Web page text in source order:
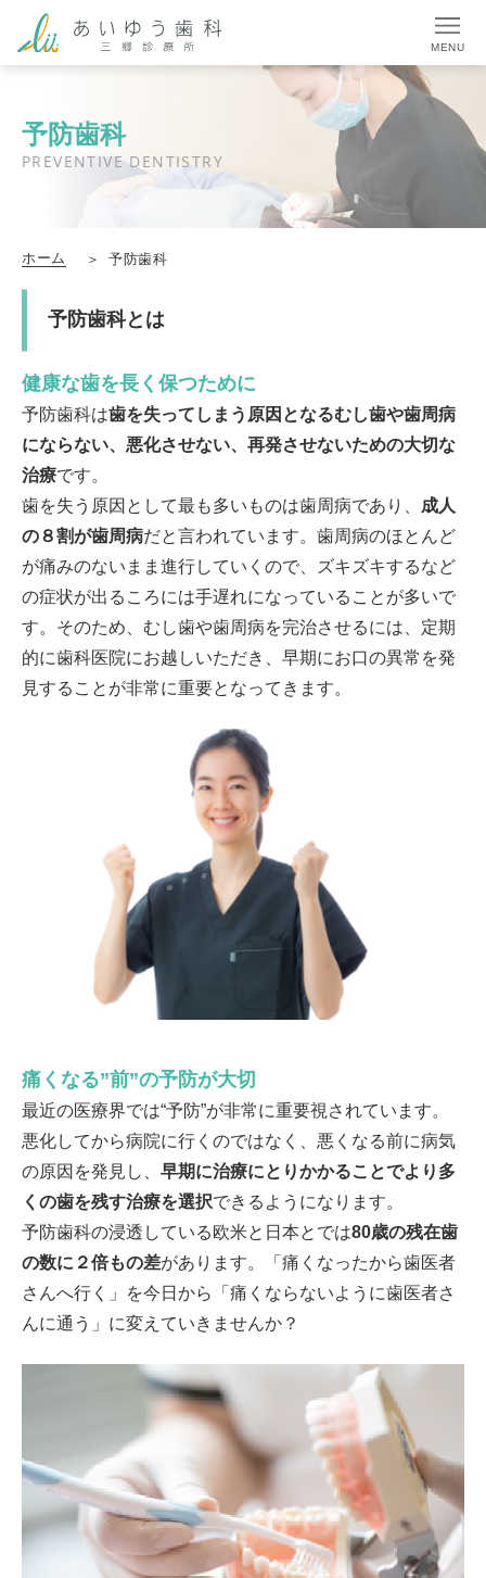
MENU
予防歯科
PREVENTIVE DENTISTRY
ホーム 予防歯科
予防歯科とは
健康な歯を長く保つために
予防歯科は歯を失ってしまう原因となるむし歯や歯周病
にならない、悪化させない、再発させないための大切な
治療です。
歯を失う原因として最も多いものは歯周病であり、 成人
の８割が歯周病だと言われています。歯周病のほとんど
が痛みのないまま進行していくので、ズキズキするなど
の症状が出るころには手遅れになっていることが多いで
す。そのため、むし歯や歯周病を完治させるには、定期
的に歯科医院にお越しいただき、早期にお口の異常を発
見することが非常に重要となってきます。
痛くなる”前”の予防が大切
最近の医療界では“予防”が非常に重要視されています。
悪化してから病院に行くのではなく、悪くなる前に病気
の原因を発見し、 早期に治療にとりかかることでより多
くの歯を残す治療を選択できるようになります。
予防歯科の浸透している欧米と日本とでは80歳の残在歯
の数に２倍もの差があります。「痛くなったから歯医者
さんへ行く」を今日から「痛くならないように歯医者さ
んに通う」に変えていきませんか？